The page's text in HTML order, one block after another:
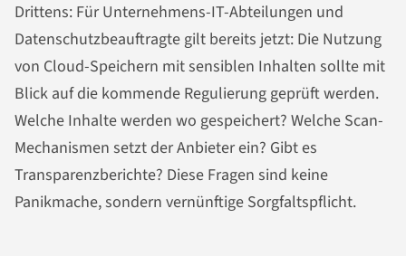
Drittens: Für Unternehmens-IT-Abteilungen und
Datenschutzbeauftragte gilt bereits jetzt: Die Nutzung
von Cloud-Speichern mit sensiblen Inhalten sollte mit
Blick auf die kommende Regulierung geprüft werden.
Welche Inhalte werden wo gespeichert? Welche Scan-
Mechanismen setzt der Anbieter ein? Gibt es
Transparenzberichte? Diese Fragen sind keine
Panikmache, sondern vernünftige Sorgfaltspflicht.